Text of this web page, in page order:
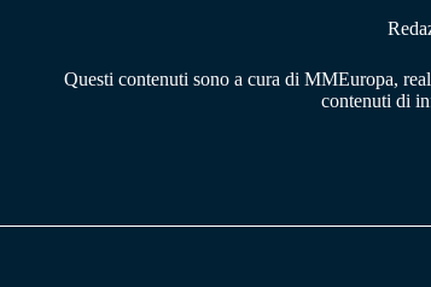
Questi contenuti sono a cura di MMEuropa,
contenuti di